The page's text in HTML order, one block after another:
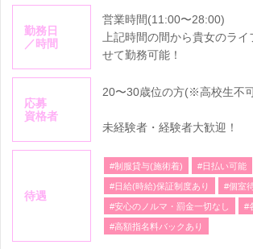
勤務日
／時間
営業時間(11:00〜28:00)
上記時間の間から貴女のラ
せて勤務可能！
応募
資格者
20〜30歳位の方(※高校生不
未経験者・経験者大歓迎！
待遇
#制服貸与(施術着) #日払い可能
#日給(時給)保証制度あり #個室
#安心のノルマ・罰金一切なし #
#高額指名料バックあり